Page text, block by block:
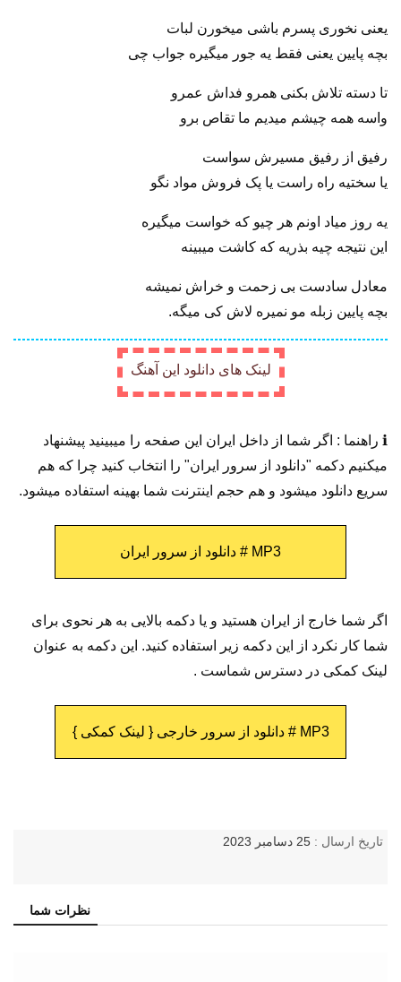
یعنی نخوری پسرم باشی میخورن لبات
بچه پایین یعنی فقط یه جور میگیره جواب چی
تا دسته تلاش بکنی همرو فداش عمرو
واسه همه چیشم میدیم ما تقاص برو
رفیق از رفیق مسیرش سواست
یا سختیه راه راست یا پک فروش مواد نگو
یه روز میاد اونم هر چیو که خواست میگیره
این نتیجه چیه بذریه که کاشت میبینه
معادل سادست بی زحمت و خراش نمیشه
بچه پایین زبله مو نمیره لاش کی میگه.
لینک های دانلود این آهنگ
ℹ️ راهنما : اگر شما از داخل ایران این صفحه را میبینید پیشنهاد
میکنیم دکمه "دانلود از سرور ایران" را انتخاب کنید چرا که هم
سریع دانلود میشود و هم حجم اینترنت شما بهینه استفاده میشود.
MP3 # دانلود از سرور ایران
اگر شما خارج از ایران هستید و یا دکمه بالایی به هر نحوی برای
شما کار نکرد از این دکمه زیر استفاده کنید. این دکمه به عنوان
لینک کمکی در دسترس شماست .
MP3 # دانلود از سرور خارجی { لینک کمکی }
تاریخ ارسال :
نظرات شما